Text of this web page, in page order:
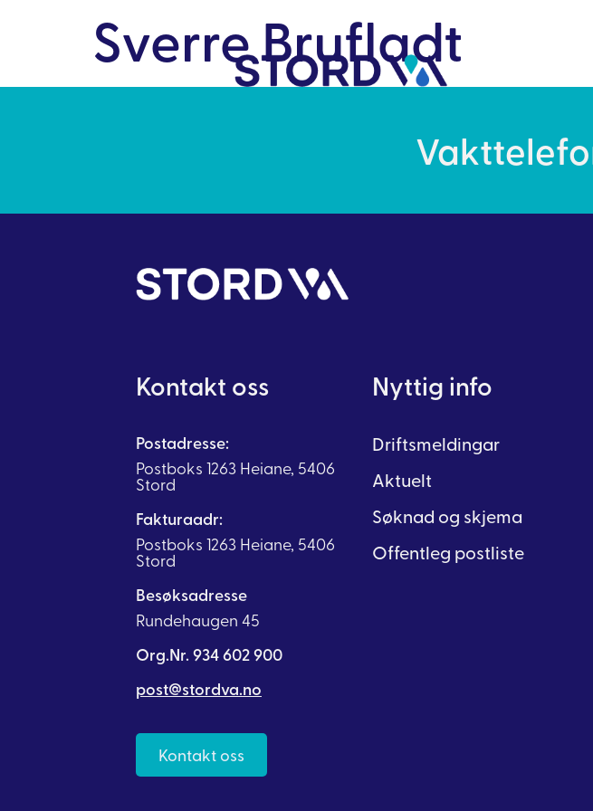
Sverre Brufladt
Kontakt oss
Postadresse:
Postboks 1263 Heiane, 5406
Stord
Fakturaadr:
Postboks 1263 Heiane, 5406
Stord
Besøksadresse
Rundehaugen 45
Org.Nr. 934 602 900
post@stordva.no
Kontakt oss
Nyttig info
Driftsmeldingar
Aktuelt
Søknad og skjema
Offentleg postliste